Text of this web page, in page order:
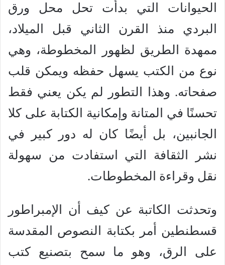
الحيوانات التي بدأت تحل محل ورق
البردي منذ القرن الثاني قبل الميلاد،
ممهدة الطريق لظهور المخطوطة، وهي
نوع من الكتب يسهل حفظه ويمكن قلب
صفحاته. وهذا التطور لم يكن يعني فقط
تحسنًا في المتانة وإمكانية الكتابة على كلا
الجانبين، بل أيضًا كان له دور كبير في
نشر الثقافة التي استفادت من سهولة
نقل وقراءة المخطوطات.
وتحدثت الكاتبة عن كيف أن الإمبراطور
قسطنطين أمر بكتابة النصوص المقدسة
على الرق، وهو ما سمح بتصنيع كتب